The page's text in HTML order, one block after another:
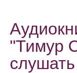
"Тимур